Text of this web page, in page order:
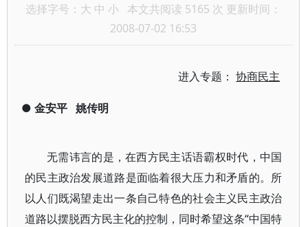
选择字号： 大 中 小 本文共阅读 5165 次 更新时间：
2008-07-02 16:53
进入专题：协商民主
● 金安平 姚传明
无需讳言的是，在西方民主话语霸权时代，中国
的民主政治发展道路是面临着很大压力和矛盾的。所
以人们既渴望走出一条自己特色的社会主义民主政治
道路以摆脱西方民主化的控制，同时希望这条“中国特